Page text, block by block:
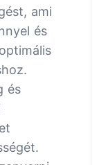
ami
és
és